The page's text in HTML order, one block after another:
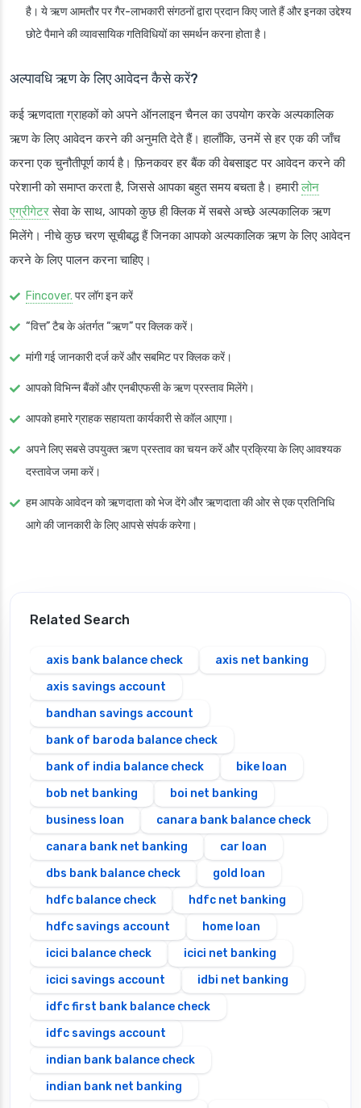
है। ये ऋण आमतौर पर गैर-लाभकारी संगठनों द्वारा प्रदान किए जाते हैं और इनका उद्देश्य
छोटे पैमाने की व्यावसायिक गतिविधियों का समर्थन करना होता है।
अल्पावधि ऋण के लिए आवेदन कैसे करें?
कई ऋणदाता ग्राहकों को अपने ऑनलाइन चैनल का उपयोग करके अल्पकालिक
ऋण के लिए आवेदन करने की अनुमति देते हैं। हालाँकि, उनमें से हर एक की जाँच
करना एक चुनौतीपूर्ण कार्य है। फ़िनकवर हर बैंक की वेबसाइट पर आवेदन करने की
परेशानी को समाप्त करता है, जिससे आपका बहुत समय बचता है। हमारीलोन
एग्रीगेटरसेवा के साथ, आपको कुछ ही क्लिक में सबसे अच्छे अल्पकालिक ऋण
मिलेंगे। नीचे कुछ चरण सूचीबद्ध हैं जिनका आपको अल्पकालिक ऋण के लिए आवेदन
करने के लिए पालन करना चाहिए।
Fincover. पर लॉग इन करें
“वित्त” टैब के अंतर्गत “ऋण” पर क्लिक करें।
मांगी गई जानकारी दर्ज करें और सबमिट पर क्लिक करें।
आपको विभिन्न बैंकों और एनबीएफसी के ऋण प्रस्ताव मिलेंगे।
आपको हमारे ग्राहक सहायता कार्यकारी से कॉल आएगा।
अपने लिए सबसे उपयुक्त ऋण प्रस्ताव का चयन करें और प्रक्रिया के लिए आवश्यक
दस्तावेज जमा करें।
हम आपके आवेदन को ऋणदाता को भेज देंगे और ऋणदाता की ओर से एक प्रतिनिधि
आगे की जानकारी के लिए आपसे संपर्क करेगा।
Related Search
axis bank balance check
axis net banking
axis savings account
bandhan savings account
bank of baroda balance check
bank of india balance check
bike loan
bob net banking
boi net banking
business loan
canara bank balance check
canara bank net banking
car loan
dbs bank balance check
gold loan
hdfc balance check
hdfc net banking
hdfc savings account
home loan
icici balance check
icici net banking
icici savings account
idbi net banking
idfc first bank balance check
idfc savings account
indian bank balance check
indian bank net banking